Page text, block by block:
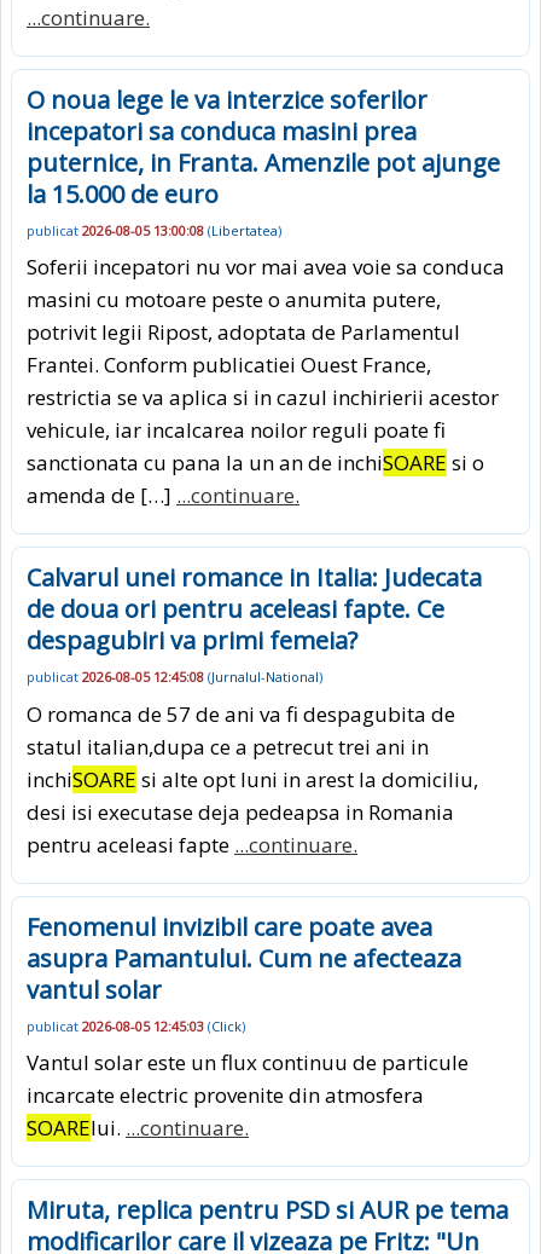
...continuare.
O noua lege le va interzice soferilor
incepatori sa conduca masini prea
puternice, in Franta. Amenzile pot ajunge
la 15.000 de euro
publicat 2026-08-05 13:00:08 (Libertatea)
Soferii incepatori nu vor mai avea voie sa conduca
masini cu motoare peste o anumita putere,
potrivit legii Ripost, adoptata de Parlamentul
Frantei. Conform publicatiei Ouest France,
restrictia se va aplica si in cazul inchirierii acestor
vehicule, iar incalcarea noilor reguli poate fi
sanctionata cu pana la un an de inchiSOARE si o
amenda de […] ...continuare.
Calvarul unei romance in Italia: Judecata
de doua ori pentru aceleasi fapte. Ce
despagubiri va primi femeia?
publicat 2026-08-05 12:45:08 (Jurnalul-National)
O romanca de 57 de ani va fi despagubita de
statul italian,dupa ce a petrecut trei ani in
inchiSOARE si alte opt luni in arest la domiciliu,
desi isi executase deja pedeapsa in Romania
pentru aceleasi fapte ...continuare.
Fenomenul invizibil care poate avea
asupra Pamantului. Cum ne afecteaza
vantul solar
publicat 2026-08-05 12:45:03 (Click)
Vantul solar este un flux continuu de particule
incarcate electric provenite din atmosfera
SOARElui. ...continuare.
Miruta, replica pentru PSD si AUR pe tema
modificarilor care il vizeaza pe Fritz: "Un